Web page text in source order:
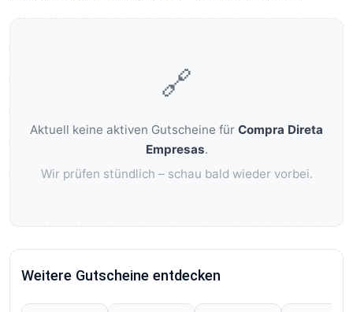
🔗
Aktuell keine aktiven Gutscheine für Compra Direta
Empresas.
Wir prüfen stündlich – schau bald wieder vorbei.
Weitere Gutscheine entdecken